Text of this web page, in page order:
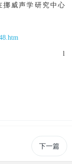
挪威声学研究中心
l
下一篇